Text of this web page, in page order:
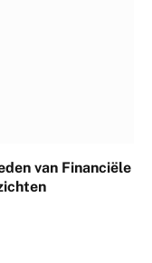
van Financiële